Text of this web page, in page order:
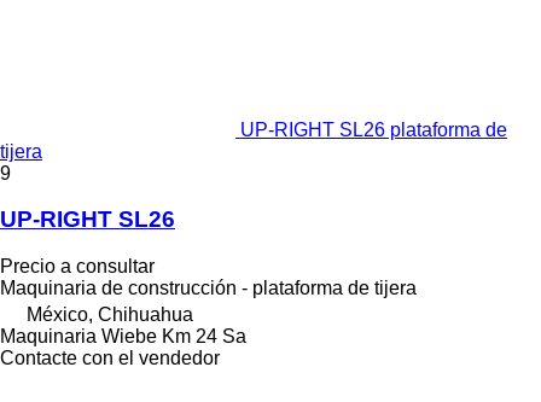
UP-RIGHT SL26 plataforma de
tijera
9
UP-RIGHT SL26
Precio a consultar
Maquinaria de construcción - plataforma de tijera
México, Chihuahua
Maquinaria Wiebe Km 24 Sa
Contacte con el vendedor